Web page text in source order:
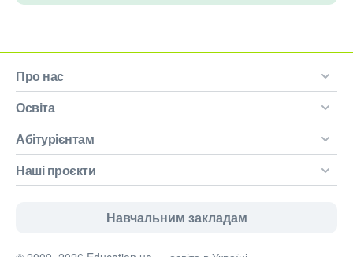
Про нас
Освіта
Абітурієнтам
Наші проєкти
Навчальним закладам